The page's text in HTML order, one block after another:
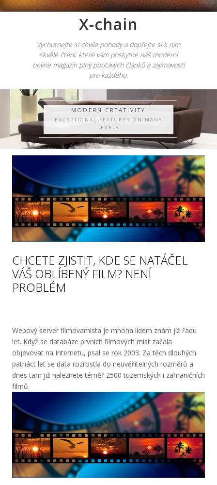
X-chain
Vychutnejte si chvíle pohody a dopřejte si k nim
skvělé čtení, které vám poskytne náš moderní
online magazín plný poutavých článků a zajímavostí
pro každého.
MODERN CREATIVITY
EXCEPTIONAL FEATURES ON MANY
LEVELS
CHCETE ZJISTIT, KDE SE NATÁČEL
VÁŠ OBLÍBENÝ FILM? NENÍ
PROBLÉM
Webový server filmovamista je mnoha lidem znám již řadu
let. Když se databáze prvních filmových míst začala
objevovat na Internetu, psal se rok 2003. Za těch dlouhých
patnáct let se data rozrostla do neuvěřitelných rozměrů a
dnes tam již naleznete téměř 2500 tuzemských i zahraničních
filmů.